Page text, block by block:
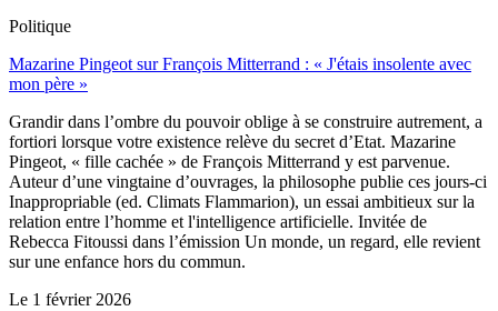
Politique
Mazarine Pingeot sur François Mitterrand : « J'étais insolente avec
mon père »
Grandir dans l’ombre du pouvoir oblige à se construire autrement, a
fortiori lorsque votre existence relève du secret d’Etat. Mazarine
Pingeot, « fille cachée » de François Mitterrand y est parvenue.
Auteur d’une vingtaine d’ouvrages, la philosophe publie ces jours-ci
Inappropriable (ed. Climats Flammarion), un essai ambitieux sur la
relation entre l’homme et l'intelligence artificielle. Invitée de
Rebecca Fitoussi dans l’émission Un monde, un regard, elle revient
sur une enfance hors du commun.
Le 1 février 2026